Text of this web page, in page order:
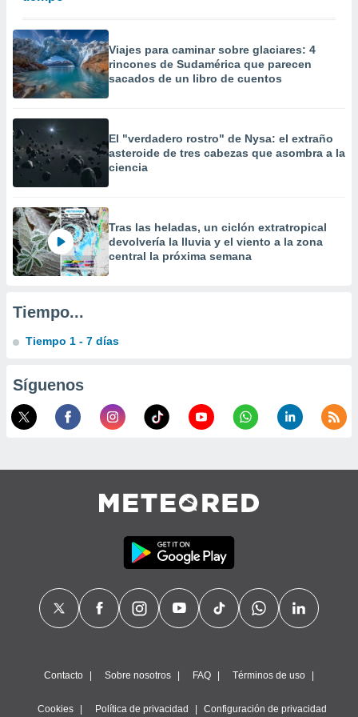
crear un
uso de
la
contenido
medir el
la
el
o a través
de
de
de
mediante
publicidad
Viajes para caminar sobre glaciares: 4
rincones de Sudamérica que parecen
sacados de un libro de cuentos
El "verdadero rostro" de Nysa: el extraño
asteroide de tres cabezas que asombra a la
ciencia
Tras las heladas, un ciclón extratropical
devolvería la lluvia y el viento a la zona
central la próxima semana
Tiempo...
Tiempo 1 - 7 días
Síguenos
Contacto Sobre nosotros FAQ Términos de uso
Cookies Política de privacidad Configuración de privacidad